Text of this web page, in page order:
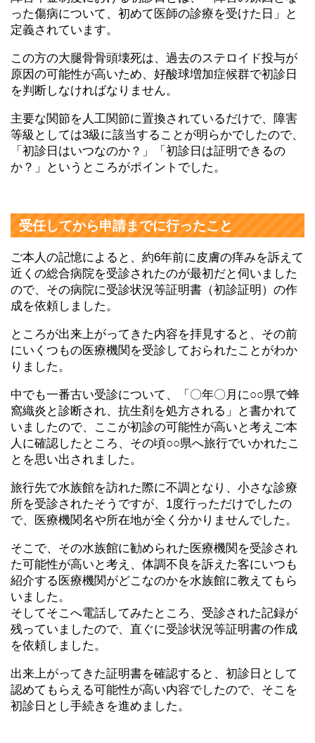
った傷病について、初めて医師の診療を受けた日」と
定義されています。
この方の大腿骨骨頭壊死は、過去のステロイド投与が
原因の可能性が高いため、好酸球増加症候群で初診日
を判断しなければなりません。
主要な関節を人工関節に置換されているだけで、障害
等級としては3級に該当することが明らかでしたので、
「初診日はいつなのか？」「初診日は証明できるの
か？」というところがポイントでした。
受任してから申請までに行ったこと
ご本人の記憶によると、約6年前に皮膚の痒みを訴えて
近くの総合病院を受診されたのが最初だと伺いました
ので、その病院に受診状況等証明書（初診証明）の作
成を依頼しました。
ところが出来上がってきた内容を拝見すると、その前
にいくつもの医療機関を受診しておられたことがわか
りました。
中でも一番古い受診について、「〇年〇月に○○県で蜂
窩織炎と診断され、抗生剤を処方される」と書かれて
いましたので、ここが初診の可能性が高いと考えご本
人に確認したところ、その頃○○県へ旅行でいかれたこ
とを思い出されました。
旅行先で水族館を訪れた際に不調となり、小さな診療
所を受診されたそうですが、1度行っただけでしたの
で、医療機関名や所在地が全く分かりませんでした。
そこで、その水族館に勧められた医療機関を受診され
た可能性が高いと考え、体調不良を訴えた客にいつも
紹介する医療機関がどこなのかを水族館に教えてもら
いました。
そしてそこへ電話してみたところ、受診された記録が
残っていましたので、直ぐに受診状況等証明書の作成
を依頼しました。
出来上がってきた証明書を確認すると、初診日として
認めてもらえる可能性が高い内容でしたので、そこを
初診日とし手続きを進めました。